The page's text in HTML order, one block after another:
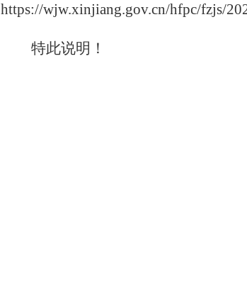
https://wjw.xinjiang.gov.cn/hfpc/fzjs/
特此说明！